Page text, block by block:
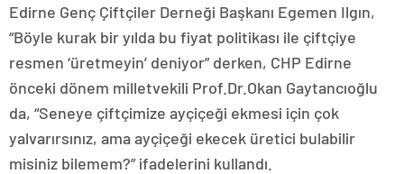
Edirne Genç Çiftçiler Derneği Başkanı Egemen Ilgın,
“Böyle kurak bir yılda bu fiyat politikası ile çiftçiye
resmen ‘üretmeyin’ deniyor” derken, CHP Edirne
önceki dönem milletvekili Prof.Dr.Okan Gaytancıoğlu
da, “Seneye çiftçimize ayçiçeği ekmesi için çok
yalvarırsınız, ama ayçiçeği ekecek üretici bulabilir
misiniz bilemem?” ifadelerini kullandı.